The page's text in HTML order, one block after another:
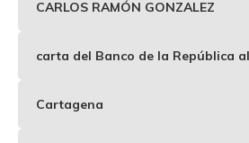
CARLOS RAMÓN GONZALEZ
carta del Banco de la República
Cartagena